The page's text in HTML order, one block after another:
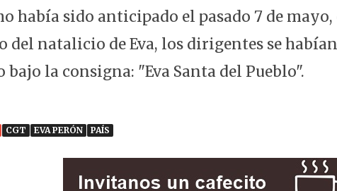
había sido anticipado el pasado 7 de mayo,
del natalicio de Eva, los dirigentes se
bajo la consigna: "Eva Santa del Pueblo".
CGT EVA PERÓN PAÍS